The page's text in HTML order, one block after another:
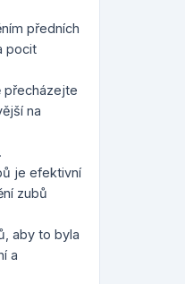
předních
pocit
přecházejte
na
je efektivní
zubů
aby to byla
a